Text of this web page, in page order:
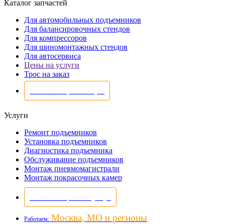
Каталог запчастей
Для автомобильных подъемников
Для балансировочных стендов
Для компрессоров
Для шиномонтажных стендов
Для автосервиса
Цены на услуги
Трос на заказ
Услуги
Ремонт подъемников
Установка подъемников
Диагностика подъемника
Обслуживание подъемников
Монтаж пневмомагистрали
Монтаж покрасочных камер
Работаем: Москва, МО и регионы